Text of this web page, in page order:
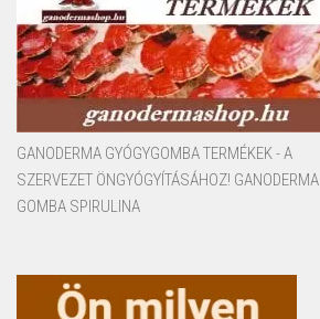
GANODERMA GYÓGYGOMBA TERMÉKEK - A
SZERVEZET ÖNGYÓGYÍTÁSÁHOZ! GANODERMA
GOMBA SPIRULINA